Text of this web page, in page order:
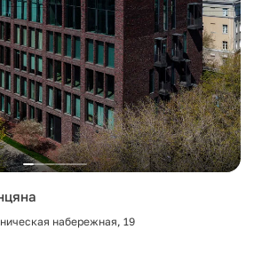
набережная, 19